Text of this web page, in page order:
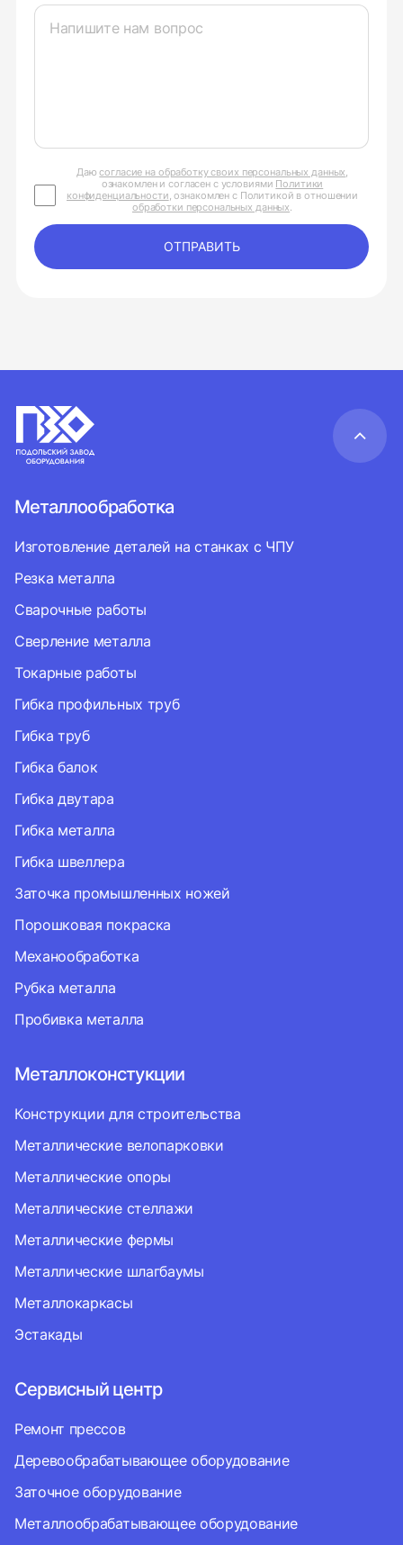
Даюсогласие на обработку своих персональных данных,
ознакомлен и согласен с условиями Политики
конфиденциальности, ознакомлен с Политикой в отношении
обработки персональных данных.
ОТПРАВИТЬ
Металлообработка
Изготовление деталей на станках с ЧПУ
Резка металла
Сварочные работы
Сверление металла
Токарные работы
Гибка профильных труб
Гибка труб
Гибка балок
Гибка двутара
Гибка металла
Гибка швеллера
Заточка промышленных ножей
Порошковая покраска
Механообработка
Рубка металла
Пробивка металла
Металлоконстукции
Конструкции для строительства
Металлические велопарковки
Металлические опоры
Металлические стеллажи
Металлические фермы
Металлические шлагбаумы
Металлокаркасы
Эстакады
Сервисный центр
Ремонт прессов
Деревообрабатывающее оборудование
Заточное оборудование
Металлообрабатывающее оборудование